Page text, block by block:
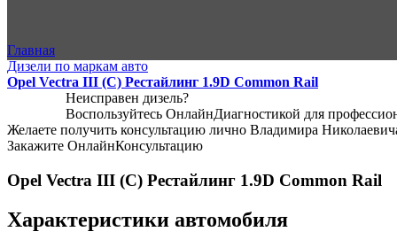
Главная
Дизели по маркам авто
Opel Vectra III (C) Рестайлинг 1.9D Common Rail
Неисправен дизель?
Воспользуйтесь ОнлайнДиагностикой для
Желаете получить консультацию лично Владимира
Закажите ОнлайнКонсультацию
Opel Vectra III (C) Рестайлинг 1.9D Common Rail
Характеристики автомобиля